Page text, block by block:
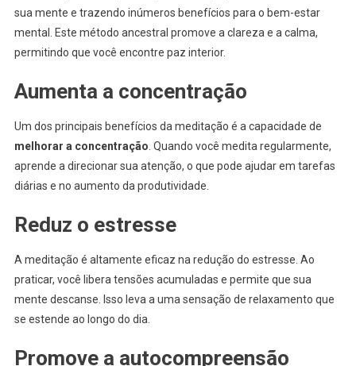
sua mente e trazendo inúmeros benefícios para o bem-estar
mental. Este método ancestral promove a clareza e a calma,
permitindo que você encontre paz interior.
Aumenta a concentração
Um dos principais benefícios da meditação é a capacidade de
melhorar a concentração . Quando você medita regularmente,
aprende a direcionar sua atenção, o que pode ajudar em tarefas
diárias e no aumento da produtividade.
Reduz o estresse
A meditação é altamente eficaz na redução do estresse. Ao
praticar, você libera tensões acumuladas e permite que sua
mente descanse. Isso leva a uma sensação de relaxamento que
se estende ao longo do dia.
Promove a autocompreensão